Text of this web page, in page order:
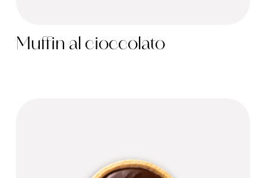
Muffin al cioccolato